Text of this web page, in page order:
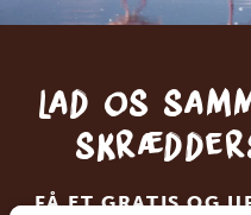
Lad os
FÅ ET GRATIS OG